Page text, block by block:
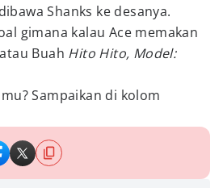
Shanks ke desanya.
gimana kalau Ace memakan
atau Buah Hito Hito, Model:
Sampaikan di kolom